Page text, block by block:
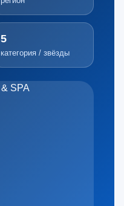
5
категория / звёзды